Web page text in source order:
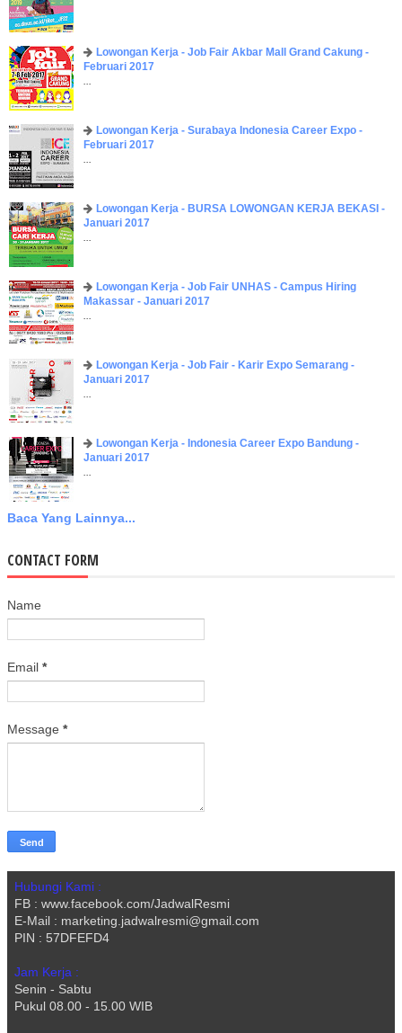
Lowongan Kerja - Job Fair ​Akbar ​Mall Grand Cakung -
Februari 2017
...
Lowongan Kerja - Surabaya Indonesia Career Expo -
Februari 2017
...
Lowongan Kerja - BURSA LOWONGAN KERJA BEKASI -
Januari 2017
...
Lowongan Kerja - Job Fair UNHAS - Campus Hiring
Makassar - Januari 2017
...
Lowongan Kerja - Job Fair - Karir Expo Semarang -
Januari 2017
...
Lowongan Kerja - Indonesia Career Expo Bandung -
Januari 2017
...
Baca Yang Lainnya...
CONTACT FORM
Name
Email *
Message *
Hubungi Kami :
FB : www.facebook.com/JadwalResmi
E-Mail : marketing.jadwalresmi@gmail.com
PIN : 57DFEFD4
Jam Kerja :
Senin - Sabtu
Pukul 08.00 - 15.00 WIB